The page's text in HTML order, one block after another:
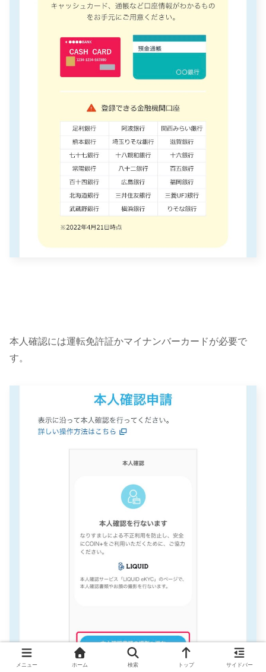
本人確認には運転免許証かマイナンバーカードが必要で
す。
メニュー ホーム 検索 トップ サイドバー